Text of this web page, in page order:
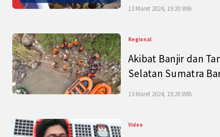
13 Maret 2024, 19:20 WIB
Regional
Akibat Banjir dan
Selatan Sumatra
13 Maret 2024, 19:20 WIB
Video